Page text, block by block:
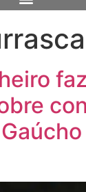
faz